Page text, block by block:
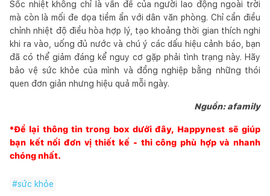
Sốc nhiệt không chỉ là vấn đề của người lao động ngoài trời
mà còn là mối đe dọa tiềm ẩn với dân văn phòng. Chỉ cần điều
chỉnh nhiệt độ điều hòa hợp lý, tạo khoảng thời gian thích nghi
khi ra vào, uống đủ nước và chú ý các dấu hiệu cảnh báo, bạn
đã có thể giảm đáng kể nguy cơ gặp phải tình trạng này. Hãy
bảo vệ sức khỏe của mình và đồng nghiệp bằng những thói
quen đơn giản nhưng hiệu quả mỗi ngày.
Nguồn: afamily
*Để lại thông tin trong box dưới đây, Happynest sẽ giúp
bạn kết nối đơn vị thiết kế - thi công phù hợp và nhanh
chóng nhất.
#sức khỏe